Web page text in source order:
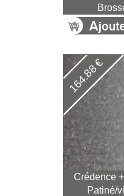
Crédence
Patiné/
164.88 €